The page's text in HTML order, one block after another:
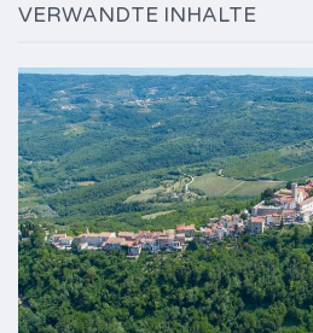
VERWANDTE INHALTE